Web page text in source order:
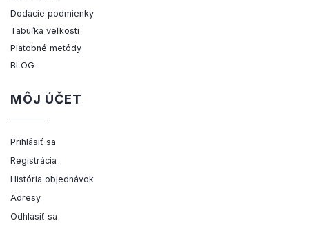
Dodacie podmienky
Tabuľka veľkostí
Platobné metódy
BLOG
MÔJ ÚČET
Prihlásiť sa
Registrácia
História objednávok
Adresy
Odhlásiť sa